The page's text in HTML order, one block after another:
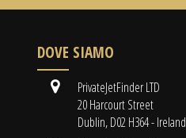
DOVE SIAMO
PrivateJetFinder LTD
20 Harcourt Street
Dublin, D02 H364 - Ireland